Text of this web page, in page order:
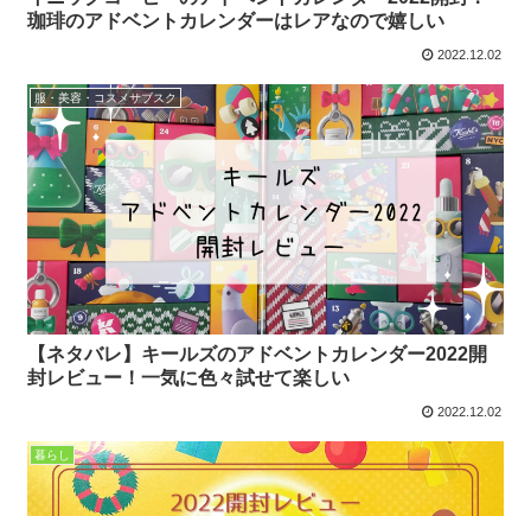
珈琲のアドベントカレンダーはレアなので嬉しい
2022.12.02
服・美容・コスメサブスク
【ネタバレ】キールズのアドベントカレンダー2022開
封レビュー！一気に色々試せて楽しい
2022.12.02
暮らし